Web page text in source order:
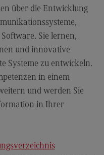
über die Entwicklung
Sie lernen,
und innovative
Systeme zu entwickeln.
in einem
und werden Sie
in Ihrer